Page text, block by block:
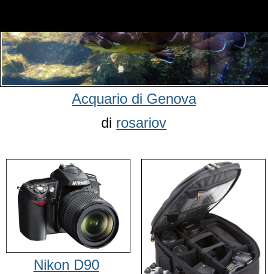
Acquario di Genova
di rosariov
Nikon D90